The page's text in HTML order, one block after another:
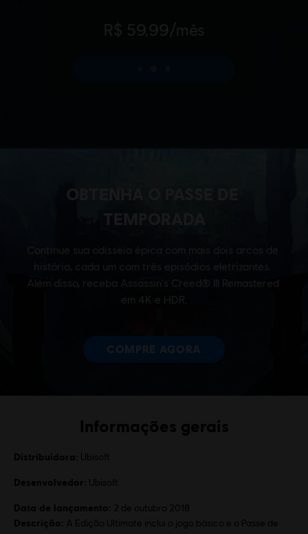
Informações gerais
Distribuidora: Ubisoft
Desenvolvedor: Ubisoft
Data de lançamento: 2 de outubro 2018
Descrição:
A Edição Ultimate inclui o jogo básico e o Passe de